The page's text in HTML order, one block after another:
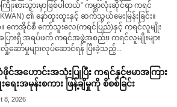
စားသွားမှာဖြစ်ပါတယ်” ကမ္ဘာလုံးဆိုင်ရာ ကရင်
၏ နော်ထူးထူးနှင့် ဆက်သွယ်မေးမြန်းခြင်း။
။ ကေအိုင်စီ ကော်သူးလေ(ကရင်ပြည်)နှင့် ကရင်လူမျိုး
ြားရှိ အရပ်ဖက် ကရင်အဖွဲ့အစည်း၊ ကရင်လူမျိုးများ
ော်မှုများလုပ်ဆောင်ရန် ပြီးခဲ့သည့်...
င်အဟောင်းအသုံးပြုပြီး ကရင်နှင့်ဗမာအကြား
ရေးအမုန်းစကား ဖြန့်ချိမှုကို စိစစ်ခြင်း
8, 2026